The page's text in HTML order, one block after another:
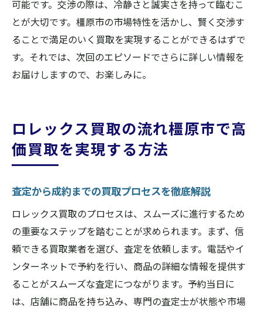
可能です。交渉の際は、冷静さと誠実さを持って臨むこ
とが大切です。橿原市の市場特性を活かし、賢く交渉す
ることで満足のいく買取を実現することができるはずで
す。それでは、次回のエピソードでさらに詳しい情報を
お届けしますので、お楽しみに。
ロレックス買取の流れ橿原市で高
価買取を実現する方法
査定から成約までの買取プロセスを徹底解説
ロレックス買取のプロセスは、スムーズに進行するため
の重要なステップを踏むことが求められます。まず、信
頼できる買取業者を選び、査定を依頼します。電話やイ
ンターネットで予約を行い、商品の詳細な情報を提供す
ることがスムーズな査定につながります。予約当日に
は、店舗に商品を持ち込み、専門の査定士が状態や市場